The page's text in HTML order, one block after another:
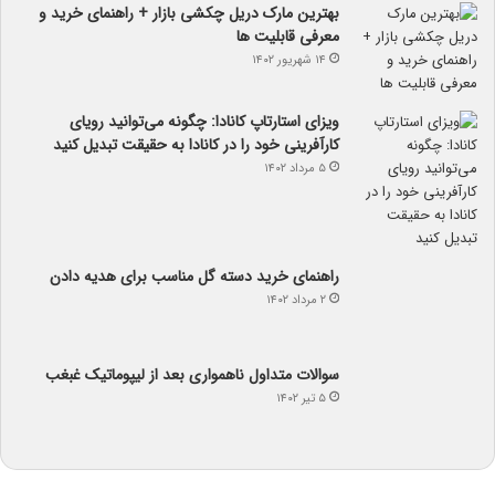
بهترین مارک دریل چکشی بازار + راهنمای خرید و
معرفی قابلیت ها
۱۴ شهریور ۱۴۰۲
ویزای استارتاپ کانادا: چگونه می‌توانید رویای
کارآفرینی خود را در کانادا به حقیقت تبدیل کنید
۵ مرداد ۱۴۰۲
راهنمای خرید دسته گل مناسب برای هدیه دادن
۲ مرداد ۱۴۰۲
سوالات متداول ناهمواری بعد از لیپوماتیک غبغب
۵ تیر ۱۴۰۲